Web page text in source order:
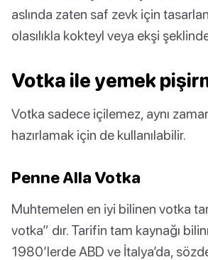
aslında zaten saf zevk için
olasılıkla kokteyl veya ekşi
Votka ile yemek
Votka sadece içilemez, aynı
hazırlamak için de kullanılabilir.
Penne Alla Votka
Muhtemelen en iyi bilinen votka
votka” dır. Tarifin tam kaynağı
1980’lerde ABD ve İtalya’da,